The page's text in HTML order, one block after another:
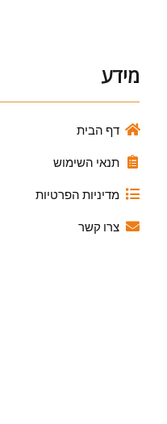
מידע
דף הבית
תנאי השימוש
מדיניות הפרטיות
צרו קשר